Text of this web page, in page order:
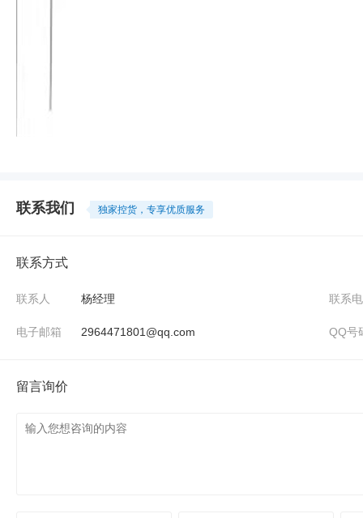
联系我们 独家控货，专享优质服务
联系方式
联系人 杨经理 联系
电子邮箱 2964471801@qq.com QQ号
留言询价